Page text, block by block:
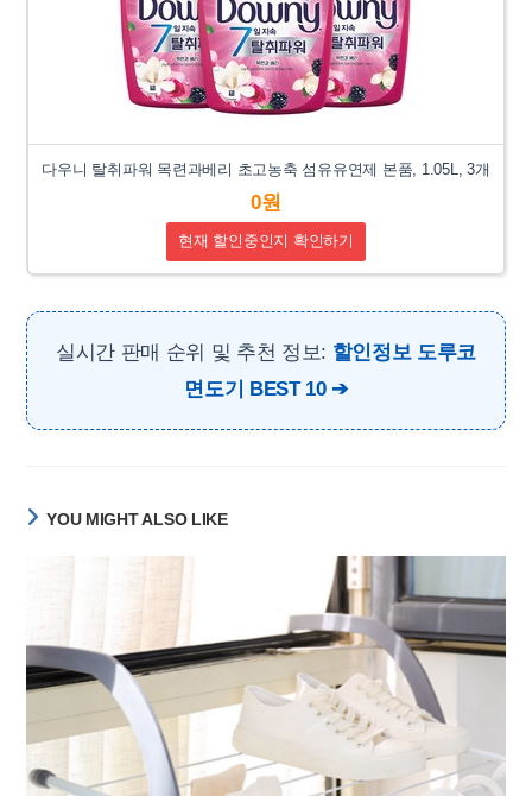
다우니 탈취파워 목련과베리 초고농축 섬유유연제 본품, 1.05L, 3개
0원
현재 할인중인지 확인하기
실시간 판매 순위 및 추천 정보: 할인정보 도루코
면도기 BEST 10
YOU MIGHT ALSO LIKE